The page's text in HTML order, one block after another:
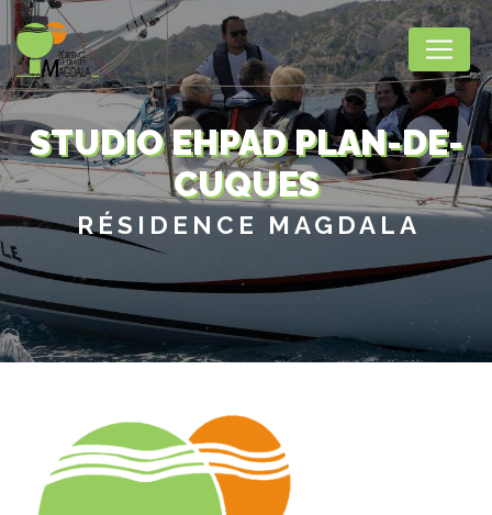
STUDIO EHPAD PLAN-DE-
CUQUES
RÉSIDENCE MAGDALA
Panneau de gestion des cookies